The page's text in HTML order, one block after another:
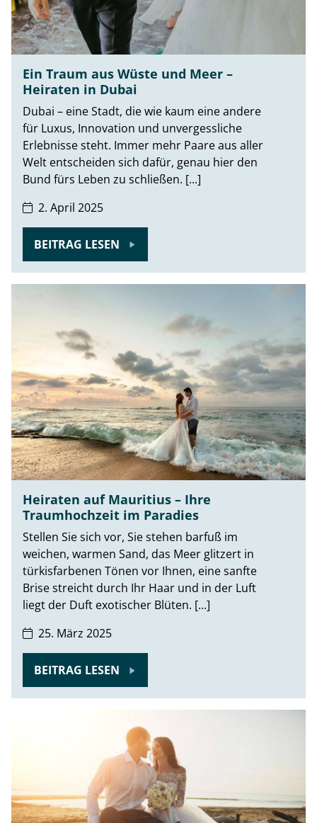
Ein Traum aus Wüste und Meer –
Heiraten in Dubai
Dubai – eine Stadt, die wie kaum eine andere
für Luxus, Innovation und unvergessliche
Erlebnisse steht. Immer mehr Paare aus aller
Welt entscheiden sich dafür, genau hier den
Bund fürs Leben zu schließen. [...]
2. April 2025
BEITRAG LESEN
Heiraten auf Mauritius – Ihre
Traumhochzeit im Paradies
Stellen Sie sich vor, Sie stehen barfuß im
weichen, warmen Sand, das Meer glitzert in
türkisfarbenen Tönen vor Ihnen, eine sanfte
Brise streicht durch Ihr Haar und in der Luft
liegt der Duft exotischer Blüten. [...]
25. März 2025
BEITRAG LESEN